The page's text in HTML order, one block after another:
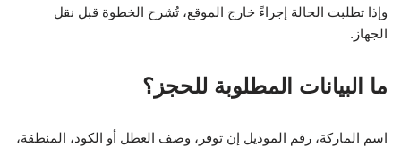
وإذا تطلبت الحالة إجراءً خارج الموقع، تُشرح الخطوة قبل نقل
الجهاز.
ما البيانات المطلوبة للحجز؟
اسم الماركة، رقم الموديل إن توفر، وصف العطل أو الكود، المنطقة،